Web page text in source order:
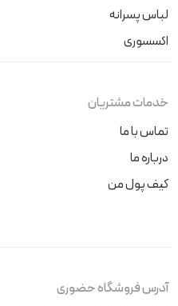
لباس پسرانه
اکسسوری
خدمات مشتریان
تماس با ما
درباره ما
کیف پول من
آدرس فروشگاه حضوری